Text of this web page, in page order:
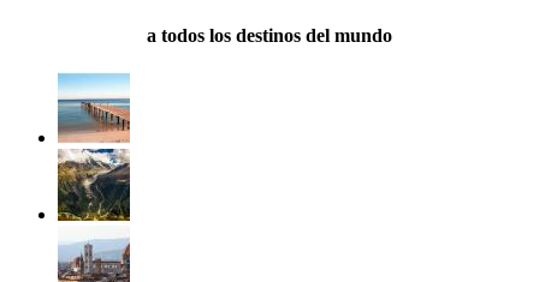
a todos los destinos del mundo